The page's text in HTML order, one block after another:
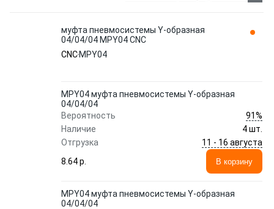
муфта пневмосистемы Y-образная
04/04/04 MPY04 CNC
CNC MPY04
MPY04 муфта пневмосистемы Y-образная
04/04/04
Вероятность
91%
Наличие
4 шт.
Отгрузка
11 - 16 августа
8.64 p.
В корзину
MPY04 муфта пневмосистемы Y-образная
04/04/04